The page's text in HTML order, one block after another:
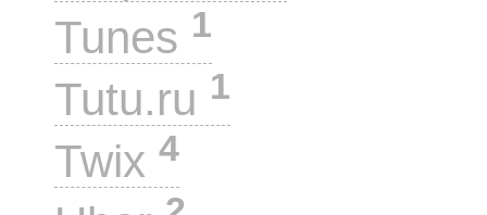
Tunes 1
Tutu.ru 1
Twix 4